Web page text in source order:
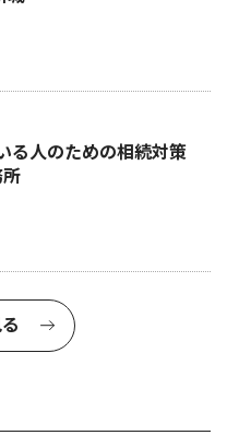
る人のための相続対策